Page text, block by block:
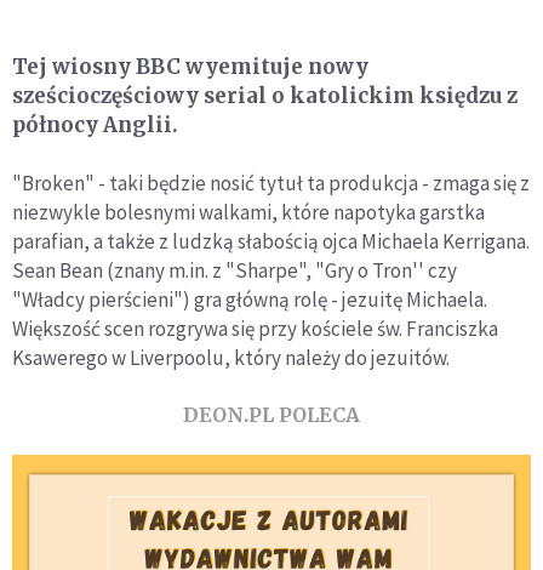
Tej wiosny BBC wyemituje nowy
sześcioczęściowy serial o katolickim księdzu z
północy Anglii.
"Broken" - taki będzie nosić tytuł ta produkcja - zmaga się z
niezwykle bolesnymi walkami, które napotyka garstka
parafian, a także z ludzką słabością ojca Michaela Kerrigana.
Sean Bean (znany m.in. z "Sharpe", "Gry o Tron'' czy
"Władcy pierścieni") gra główną rolę - jezuitę Michaela.
Większość scen rozgrywa się przy kościele św. Franciszka
Ksawerego w Liverpoolu, który należy do jezuitów.
DEON.PL POLECA